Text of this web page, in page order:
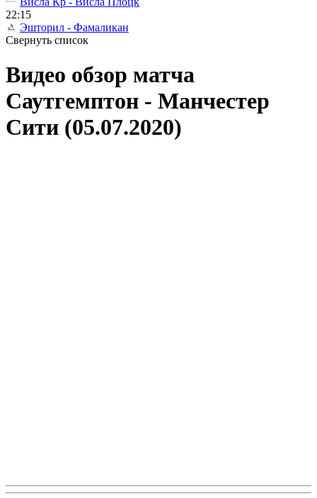
22:15
Эшторил - Фамаликан
Свернуть список
Видео обзор матча
Саутгемптон - Манчестер
Сити (05.07.2020)